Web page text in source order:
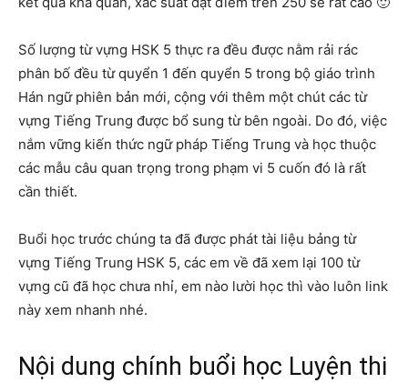
Số lượng từ vựng HSK 5 thực ra đều được nằm rải rác
phân bố đều từ quyển 1 đến quyển 5 trong bộ giáo trình
Hán ngữ phiên bản mới, cộng với thêm một chút các từ
vựng Tiếng Trung được bổ sung từ bên ngoài. Do đó, việc
nắm vững kiến thức ngữ pháp Tiếng Trung và học thuộc
các mẫu câu quan trọng trong phạm vi 5 cuốn đó là rất
cần thiết.
Buổi học trước chúng ta đã được phát tài liệu bảng từ
vựng Tiếng Trung HSK 5, các em về đã xem lại 100 từ
vựng cũ đã học chưa nhỉ, em nào lười học thì vào luôn link
này xem nhanh nhé.
Nội dung chính buổi học Luyện thi